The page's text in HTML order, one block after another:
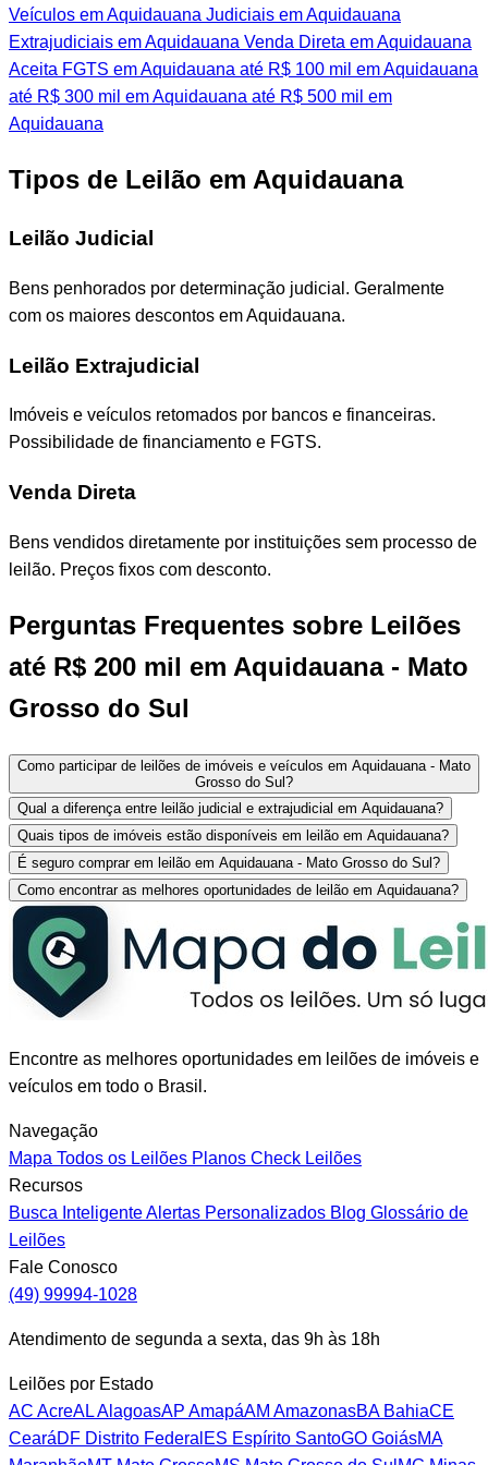
Veículos em Aquidauana Judiciais em Aquidauana
Extrajudiciais em Aquidauana Venda Direta em Aquidauana
Aceita FGTS em Aquidauana até R$ 100 mil em Aquidauana
até R$ 300 mil em Aquidauana até R$ 500 mil em
Aquidauana
Tipos de Leilão em Aquidauana
Leilão Judicial
Bens penhorados por determinação judicial. Geralmente
com os maiores descontos em Aquidauana.
Leilão Extrajudicial
Imóveis e veículos retomados por bancos e financeiras.
Possibilidade de financiamento e FGTS.
Venda Direta
Bens vendidos diretamente por instituições sem processo de
leilão. Preços fixos com desconto.
Perguntas Frequentes sobre Leilões
até R$ 200 mil em Aquidauana - Mato
Grosso do Sul
Como participar de leilões de imóveis e veículos em Aquidauana - Mato
Grosso do Sul?
Qual a diferença entre leilão judicial e extrajudicial em Aquidauana?
Quais tipos de imóveis estão disponíveis em leilão em Aquidauana?
É seguro comprar em leilão em Aquidauana - Mato Grosso do Sul?
Como encontrar as melhores oportunidades de leilão em Aquidauana?
Encontre as melhores oportunidades em leilões de imóveis e
veículos em todo o Brasil.
Navegação
Mapa Todos os Leilões Planos Check Leilões
Recursos
Busca InteligenteAlertas Personalizados Blog Glossário de
Leilões
Fale Conosco
(49) 99994-1028
Atendimento de segunda a sexta, das 9h às 18h
Leilões por Estado
AC AcreALAlagoasAP AmapáAM AmazonasBABahiaCE
CearáDF Distrito Federal ES Espírito SantoGO GoiásMA